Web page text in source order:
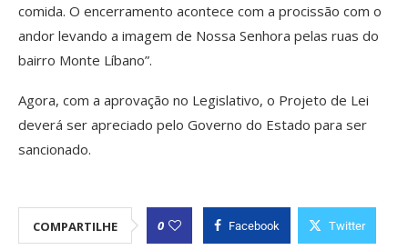
comida. O encerramento acontece com a procissão com o
andor levando a imagem de Nossa Senhora pelas ruas do
bairro Monte Líbano”.
Agora, com a aprovação no Legislativo, o Projeto de Lei
deverá ser apreciado pelo Governo do Estado para ser
sancionado.
COMPARTILHE 0 Facebook Twitter